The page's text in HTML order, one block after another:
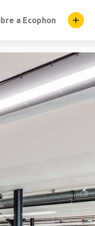
a Ecophon